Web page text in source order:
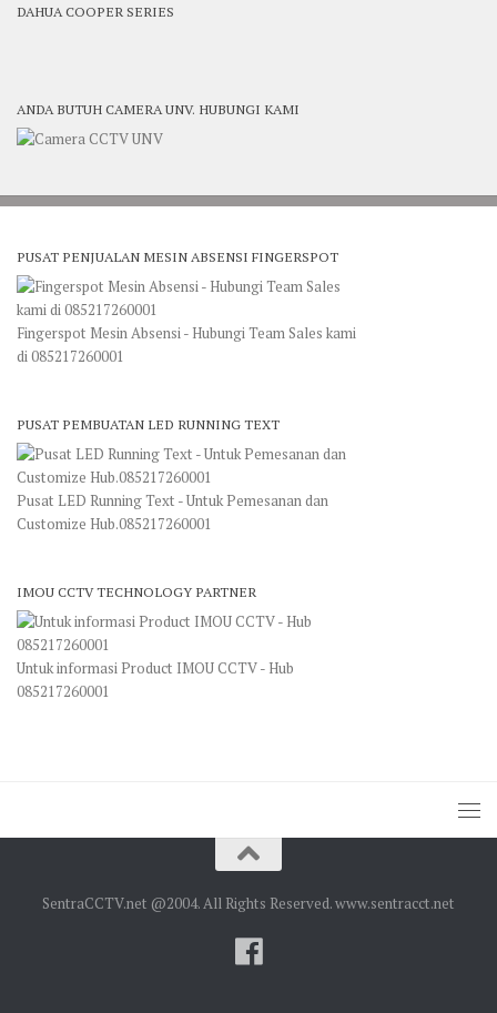
DAHUA COOPER SERIES
ANDA BUTUH CAMERA UNV. HUBUNGI KAMI
PUSAT PENJUALAN MESIN ABSENSI FINGERSPOT
Fingerspot Mesin Absensi - Hubungi Team Sales kami
di 085217260001
PUSAT PEMBUATAN LED RUNNING TEXT
Pusat LED Running Text - Untuk Pemesanan dan
Customize Hub.085217260001
IMOU CCTV TECHNOLOGY PARTNER
Untuk informasi Product IMOU CCTV - Hub
085217260001
SentraCCTV.net @2004. All Rights Reserved. www.sentracct.net